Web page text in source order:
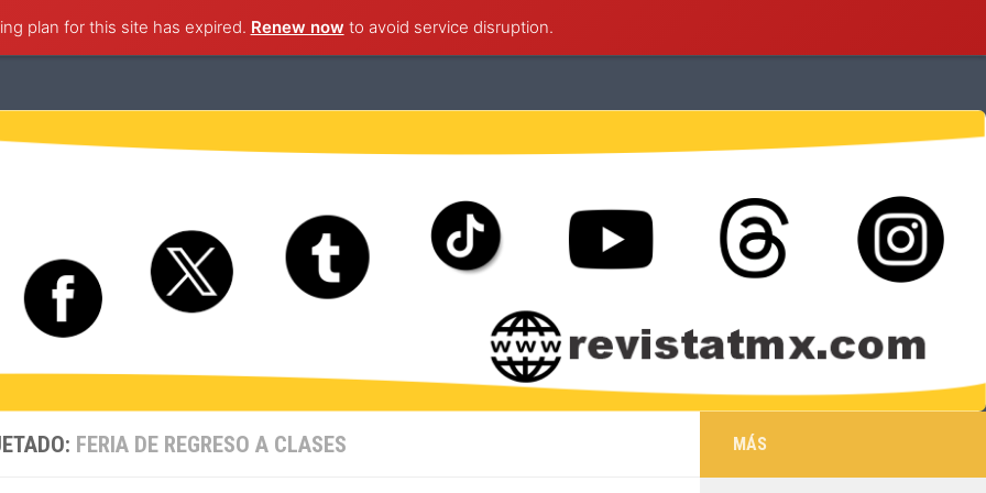
plan for this site has expired. Renew now to avoid service disruption.
Nacional Ciudad de México Estado de México
FERIA DE REGRESO A CLASES MÁS